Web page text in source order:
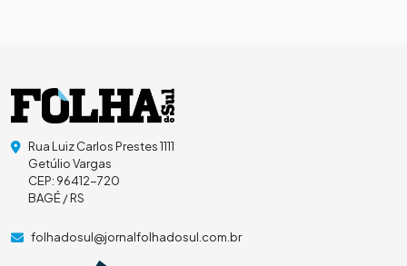
Rua Luiz Carlos Prestes 1111
Getúlio Vargas
CEP: 96412-720
BAGÉ / RS
folhadosul@jornalfolhadosul.com.br